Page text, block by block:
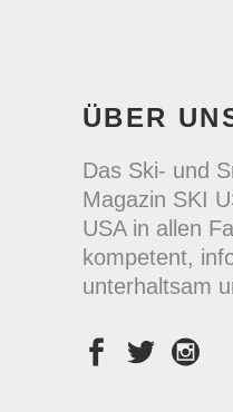
ÜBER
Das Ski- und
Magazin SKI
USA in allen
kompetent,
unterhaltsam